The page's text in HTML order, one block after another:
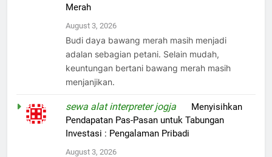
Merah
August 3, 2026
Budi daya bawang merah masih menjadi
adalan sebagian petani. Selain mudah,
keuntungan bertani bawang merah masih
menjanjikan.
sewa alat interpreter jogja
Menyisihkan
Pendapatan Pas-Pasan untuk Tabungan
Investasi : Pengalaman Pribadi
August 3, 2026